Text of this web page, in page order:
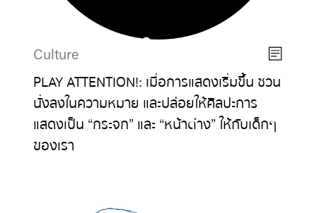
Culture
PLAY ATTENTION!: เมื่อการแสดงเริ่มขึ้น ชวน
นั่งลงในความหมาย และปล่อยให้ศิลปะการ
แสดงเป็น “กระจก” และ “หน้าต่าง” ให้กับเด็กๆ
ของเรา